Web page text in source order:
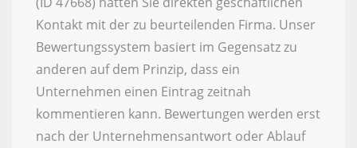
Kontakt mit der zu beurteilenden Firma. Unser
Bewertungssystem basiert im Gegensatz zu
anderen auf dem Prinzip, dass ein
Unternehmen einen Eintrag zeitnah
kommentieren kann. Bewertungen werden erst
nach der Unternehmensantwort oder Ablauf